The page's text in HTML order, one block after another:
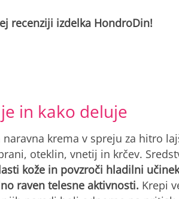
recenziji izdelka HondroDin!
in kako deluje
krema v spreju za hitro
oteklin, vnetij in krčev.
kože in povzroči hladilni
raven telesne aktivnosti. Krepi